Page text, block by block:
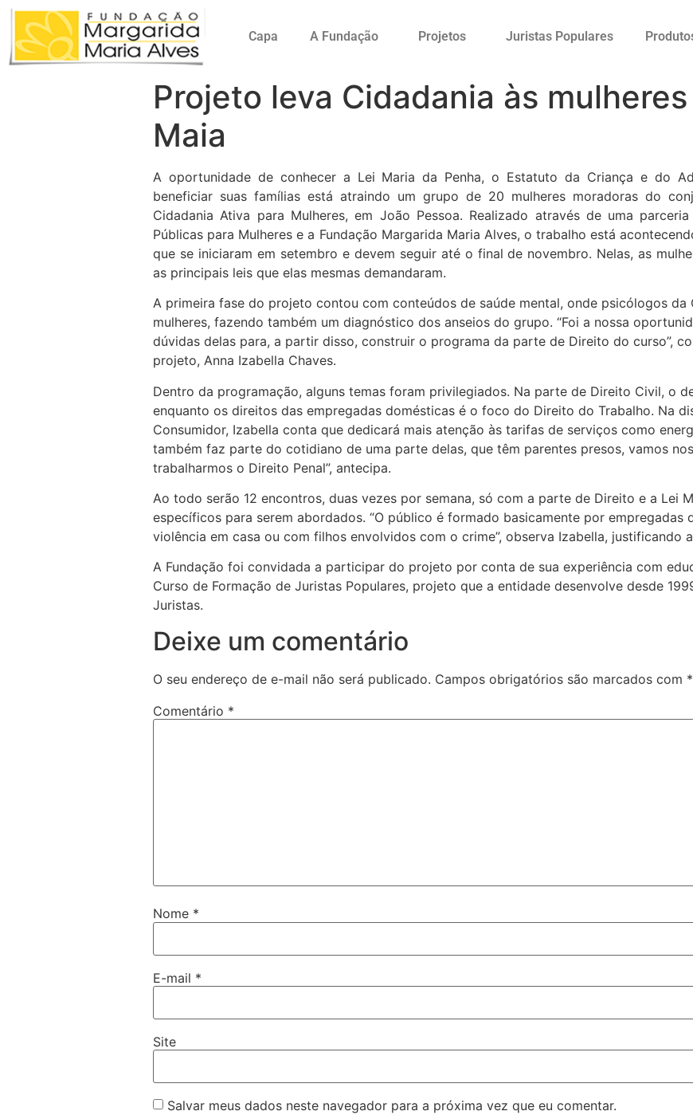
Capa A Fundação Projetos Juristas Populares
Projeto leva Cidadania às
Maia
A oportunidade de conhecer a Lei Maria da Penha, o Estatuto da Criança e do
beneficiar suas famílias está atraindo um grupo de 20 mulheres moradoras do
Cidadania Ativa para Mulheres, em João Pessoa. Realizado através de uma
Públicas para Mulheres e a Fundação Margarida Maria Alves, o trabalho está
que se iniciaram em setembro e devem seguir até o final de novembro. Nelas, as
as principais leis que elas mesmas demandaram.
A primeira fase do projeto contou com conteúdos de saúde mental, onde psicólogos da
mulheres, fazendo também um diagnóstico dos anseios do grupo. “Foi a nossa
dúvidas delas para, a partir disso, construir o programa da parte de Direito do curso”,
projeto, Anna Izabella Chaves.
Dentro da programação, alguns temas foram privilegiados. Na parte de Direito Civil, o
enquanto os direitos das empregadas domésticas é o foco do Direito do Trabalho. Na
Consumidor, Izabella conta que dedicará mais atenção às tarifas de serviços como
também faz parte do cotidiano de uma parte delas, que têm parentes presos, vamos
trabalharmos o Direito Penal”, antecipa.
Ao todo serão 12 encontros, duas vezes por semana, só com a parte de Direito e a Lei
específicos para serem abordados. “O público é formado basicamente por empregadas
violência em casa ou com filhos envolvidos com o crime”, observa Izabella, justificando
A Fundação foi convidada a participar do projeto por conta de sua experiência com
Curso de Formação de Juristas Populares, projeto que a entidade desenvolve desde
Juristas.
Deixe um comentário
O seu endereço de e-mail não será publicado. Campos obrigatórios são marcados com *
Comentário *
Nome *
E-mail *
Site
Salvar meus dados neste navegador para a próxima vez que eu comentar.